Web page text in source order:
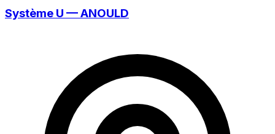
Système U — ANOULD